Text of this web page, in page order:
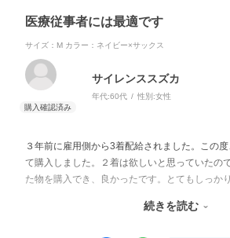
医療従事者には最適です
サイズ：M カラー：ネイビー×サックス
サイレンススズカ
年代:60代 性別:女性
３年前に雇用側から3着配給されました。この
て購入しました。２着は欲しいと思っていたの
た物を購入でき、良かったです。とてもしっか
ポケットもあり便利です。ペン類やピッチ等色
続きを読む